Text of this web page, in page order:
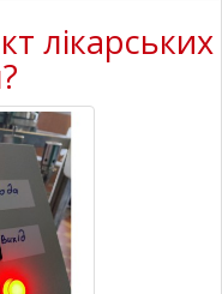
лікарських